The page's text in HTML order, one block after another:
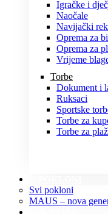
Igračke i
Naočale
Navijački
Oprema za
Oprema za
Vrijeme
Torbe
Dokument i
Ruksaci
Sportske
Torbe za
Torbe za
Svi pokloni
MAUS – nova